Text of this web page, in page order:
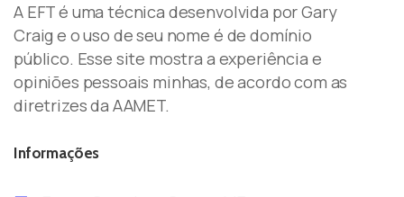
A EFT é uma técnica desenvolvida por Gary
Craig e o uso de seu nome é de domínio
público. Esse site mostra a experiência e
opiniões pessoais minhas, de acordo com as
diretrizes da AAMET.
Informações